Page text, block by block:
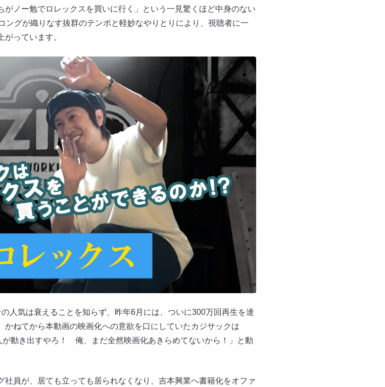
ノー勉でロレックスを買いに行く」という一見驚くほど中身のない
ングが織りなす抜群のテンポと軽妙なやりとりにより、視聴者に一
っています。
人気は衰えることを知らず、昨年6月には、ついに300万回再生を達
ねてから本動画の映画化への意欲を口にしていたカジサックは
が動き出すやろ！ 俺、まだ全然映画化あきらめてないから！」と動
員が、居ても立っても居られなくなり、吉本興業へ書籍化をオファ